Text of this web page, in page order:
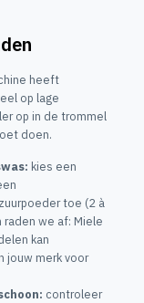
heeft
op lage
op in de trommel
doen.
kies een
toe (2 à
we af: Miele
kan
jouw merk voor
controleer